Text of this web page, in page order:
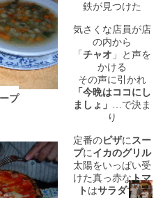
プ
鉄が見つけた
気さくな店員が店
の内から
「 チャオ 」と声を
かける
その声に引かれ
「今晩はココにし
ましょ」 …で決ま
り
定番のピザにスー
プにイカのグリル
太陽をいっぱい受
けた真っ赤なトマ
ト はサラダで…